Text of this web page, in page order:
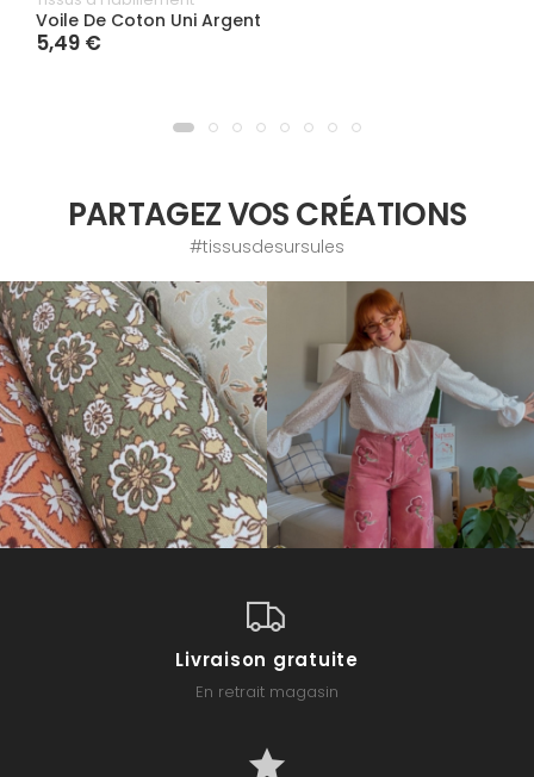
Voile De Coton Uni Argent
5,49 €
PARTAGEZ VOS CRÉATIONS
#tissusdesursules
Livraison gratuite
En retrait magasin